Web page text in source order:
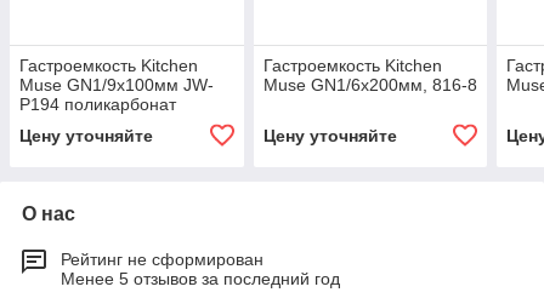
Гастроемкость Kitchen
Muse GN1/9х100мм JW-
P194 поликарбонат
Цену уточняйте
Гастроемкость Kitchen
Muse GN1/6x200мм, 816-8
Цену уточняйте
О нас
Рейтинг не сформирован
Менее 5 отзывов за последний год